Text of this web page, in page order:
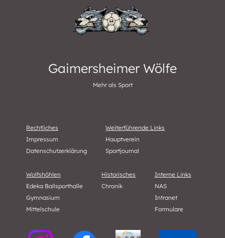
Gaimersheimer Wölfe
Mehr als Sport
Rechtliches
Impressum
Datenschutzerklärung
Weiterführende Links
Hauptverein
Sportjournal
Wolfshöhlen
Edeka Ballsporthalle
Gymnasium
Mittelschule
Historisches
Chronik
Interne Links
NAS
Intranet
Formulare